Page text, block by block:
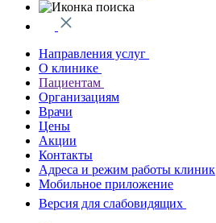
Направления услуг
О клинике
Пациентам
Организациям
Врачи
Цены
Акции
Контакты
Адреса и режим работы клиник
Мобильное приложение
Версия для слабовидящих